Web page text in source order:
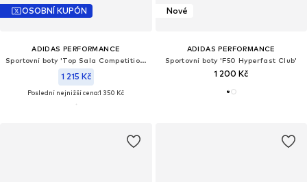
OSOBNÍ KUPÓN
ADIDAS PERFORMANCE
Sportovní boty 'Top Sala Competition II'
1 215 Kč
Poslední nejnižší cena:1 350 Kč
Nové
ADIDAS PERFORMANCE
Sportovní boty 'F50 Hyperfast Club'
1 200 Kč